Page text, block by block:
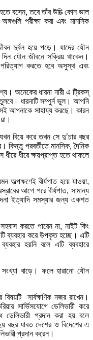
বসেন, তবে তাঁর উচিত্‍ কোন ভাল
পরীক্ষা করা এবং মানসিক
দুর্বল হয়ে পড়ে। যাদের যৌন
যৌন জীবনে সক্রিয় থাকেন।
করতে হবে অসুস্থ এবং
অনেকের ধারনা নারী এ ট্রিকস্
ধারনাটি সম্পুর্ন ভুল। আপনি
আপনাকে সাহায্য করছে। কারন
বিয়ে করে তখন সে দু’চার বছর
কিন্তু পরবর্তীতে মানসিক, দৈনিক
ধীরে ক্ষয়প্রাপ্ত হতে থাকলে
অল্পক্ষণেই বীর্যপাত হয়ে যাওয়া,
আগে পরে বীর্যপাত, সামান্য
ইত্যাদি সমস্যার জন্য একশত
করতে পারেন না, নাইট কিং
ব্যবহার করে উপকৃত হচ্ছে। এটি
হয়নি বলে এটি ব্যবহারে
সংখ্যা বাড়ে। ফলে হারানো যৌন
সার্বক্ষণিক নজর রাখেন।
সার্ভিসযোগে ডেলিভারী করে
ডেলিভারী প্রদান করা হয় বলে
বছর যাবত দেশের ও বিদেশের এ
প্রদান করেন।